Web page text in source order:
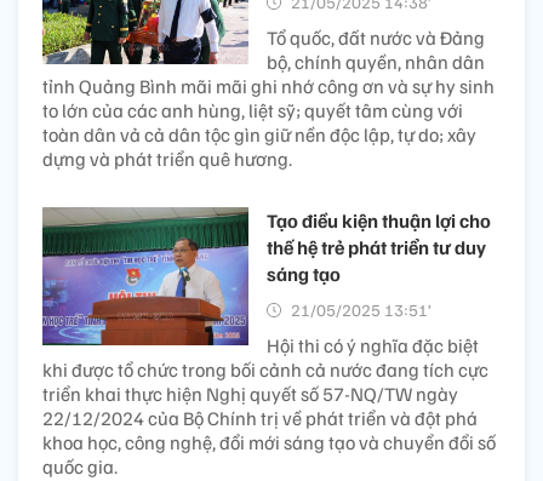
Tổ quốc, đất nước và Đảng
bộ, chính quyền, nhân dân
tỉnh Quảng Bình mãi mãi ghi nhớ công ơn và sự hy sinh
to lớn của các anh hùng, liệt sỹ; quyết tâm cùng với
toàn dân vả cả dân tộc gìn giữ nền độc lập, tự do; xây
dựng và phát triển quê hương.
Tạo điều kiện thuận lợi cho
thế hệ trẻ phát triển tư duy
sáng tạo
21/05/2025 13:51’
Hội thi có ý nghĩa đặc biệt
khi được tổ chức trong bối cảnh cả nước đang tích cực
triển khai thực hiện Nghị quyết số 57-NQ/TW ngày
22/12/2024 của Bộ Chính trị về phát triển và đột phá
khoa học, công nghệ, đổi mới sáng tạo và chuyển đổi số
quốc gia.